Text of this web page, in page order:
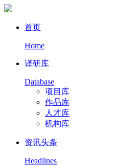
首页
Home
译研库
Database
项目库
作品库
人才库
机构库
资讯头条
Headlines